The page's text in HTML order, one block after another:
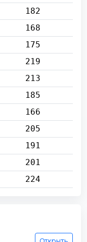
182
168
175
219
213
185
166
205
191
201
224